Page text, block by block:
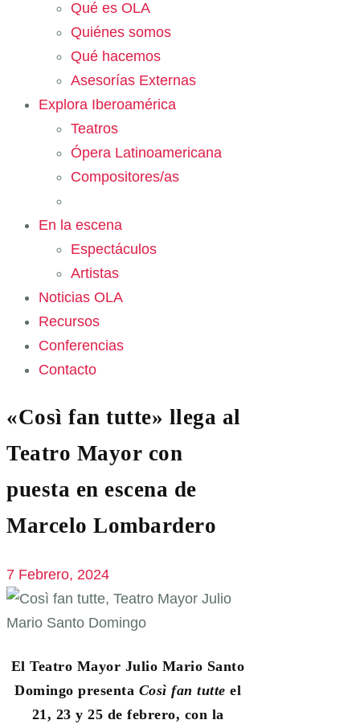
Qué es OLA
Quiénes somos
Qué hacemos
Asesorías Externas
Explora Iberoamérica
Teatros
Ópera Latinoamericana
Compositores/as
En la escena
Espectáculos
Artistas
Noticias OLA
Recursos
Conferencias
Contacto
«Così fan tutte» llega al
Teatro Mayor con
puesta en escena de
Marcelo Lombardero
7 Febrero, 2024
El Teatro Mayor Julio Mario Santo
Domingo presenta Così fan tutte el
21, 23 y 25 de febrero, con la